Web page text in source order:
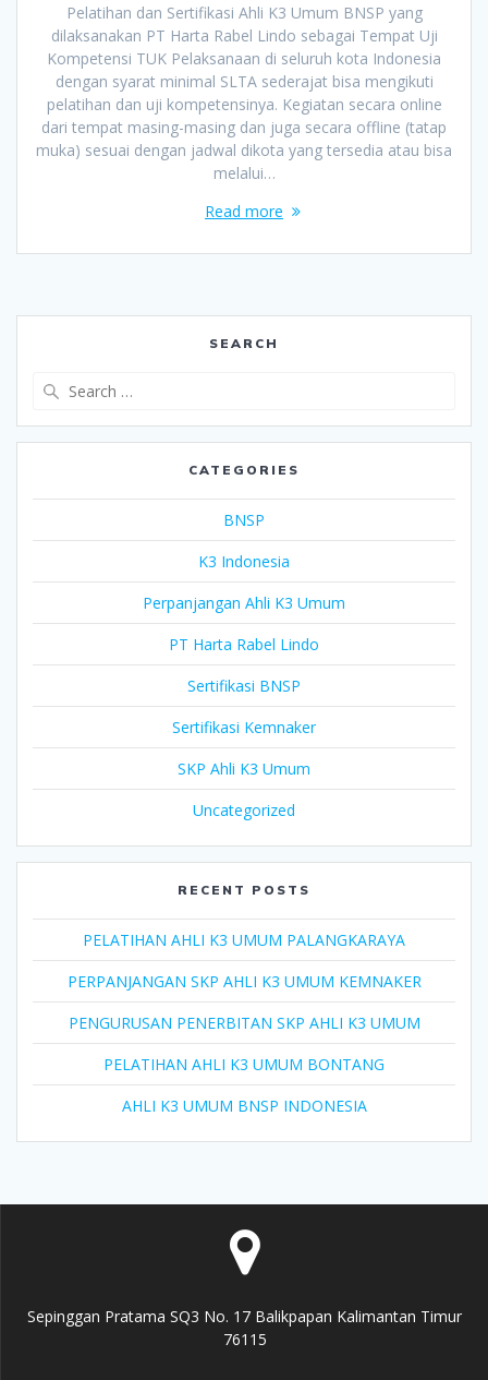
Pelatihan dan Sertifikasi Ahli K3 Umum BNSP yang
dilaksanakan PT Harta Rabel Lindo sebagai Tempat Uji
Kompetensi TUK Pelaksanaan di seluruh kota Indonesia
dengan syarat minimal SLTA sederajat bisa mengikuti
pelatihan dan uji kompetensinya. Kegiatan secara online
dari tempat masing-masing dan juga secara offline (tatap
muka) sesuai dengan jadwal dikota yang tersedia atau bisa
melalui…
Read more
SEARCH
CATEGORIES
BNSP
K3 Indonesia
Perpanjangan Ahli K3 Umum
PT Harta Rabel Lindo
Sertifikasi BNSP
Sertifikasi Kemnaker
SKP Ahli K3 Umum
Uncategorized
RECENT POSTS
PELATIHAN AHLI K3 UMUM PALANGKARAYA
PERPANJANGAN SKP AHLI K3 UMUM KEMNAKER
PENGURUSAN PENERBITAN SKP AHLI K3 UMUM
PELATIHAN AHLI K3 UMUM BONTANG
AHLI K3 UMUM BNSP INDONESIA
Sepinggan Pratama SQ3 No. 17 Balikpapan Kalimantan Timur
76115